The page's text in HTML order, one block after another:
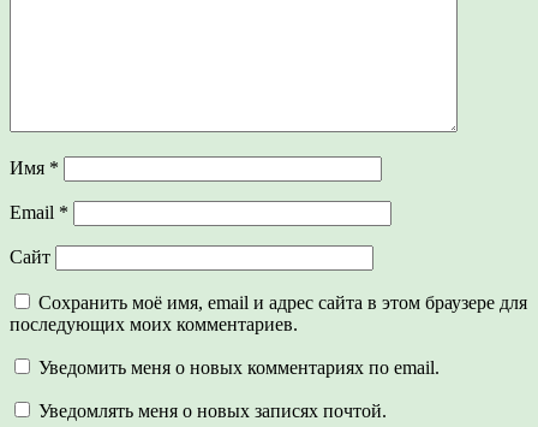
Имя *
Email *
Сайт
Сохранить моё имя, email и адрес сайта в этом браузере для
последующих моих комментариев.
Уведомить меня о новых комментариях по email.
Уведомлять меня о новых записях почтой.